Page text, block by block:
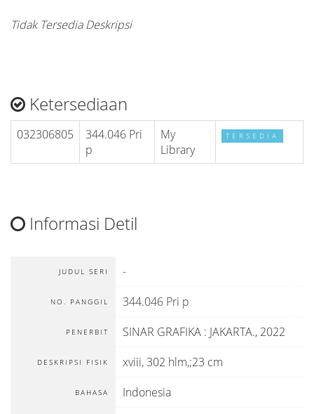
Tidak Tersedia Deskripsi
Ketersediaan
032306805
344.046 Pri
p
My
Library
TERSEDIA
Informasi Detil
JUDUL SERI -
NO. PANGGIL 344.046 Pri p
PENERBIT SINAR GRAFIKA : JAKARTA., 2022
DESKRIPSI FISIK xviii, 302 hlm,;23 cm
BAHASA Indonesia